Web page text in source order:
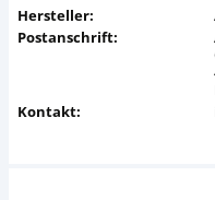
Hersteller:
Postanschrift:
Kontakt: